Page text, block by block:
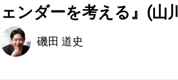
ェンダーを考える』(山
磯田 道史